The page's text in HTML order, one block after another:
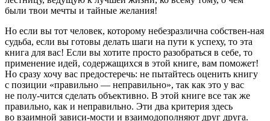
были твои мечты и тайные желания!
Но если вы тот человек, которому небезразлична собствен-ная
судьба, если вы готовы делать шаги на пути к успеху, то эта
книга для вас! Если вы хотите просто разобраться в себе, то
применение идей, содержащихся в этой книге, вам поможет!
Но сразу хочу вас предостеречь: не пытайтесь оценить книгу
с позиции «правильно — неправильно», так как это у вас
не полу-чится сделать объективно. В этой книге все так же
правильно, как и неправильно. Эти два критерия здесь
во взаимной зависи-мости и взаимодополняют друг друга.